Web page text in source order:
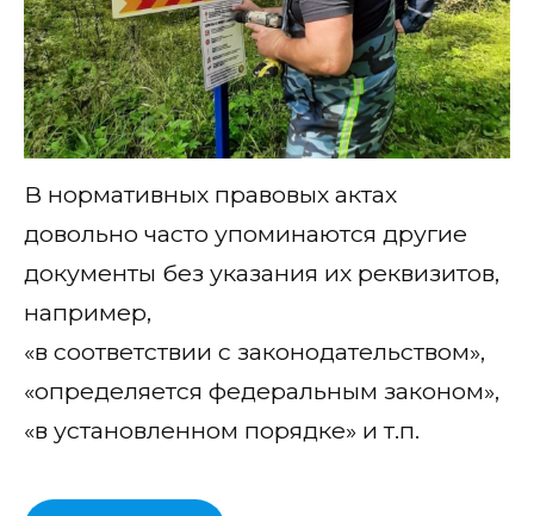
В нормативных правовых актах
довольно часто упоминаются другие
документы без указания их реквизитов,
например,
«в соответствии с законодательством»,
«определяется федеральным законом»,
«в установленном порядке» и т.п.